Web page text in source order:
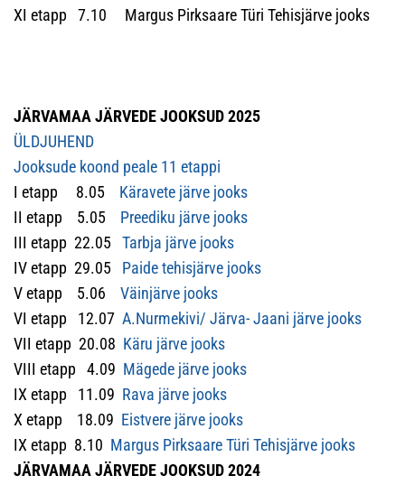
XI etapp 7.10 Margus Pirksaare Türi Tehisjärve jooks
JÄRVAMAA JÄRVEDE JOOKSUD 2025
ÜLDJUHEND
Jooksude koond peale 11 etappi
I etapp 8.05
Käravete järve jooks
II etapp 5.05 Preediku järve jooks
III etapp 22.05 Tarbja järve jooks
IV etapp 29.05 Paide tehisjärve jooks
V etapp 5.06 Väinjärve jooks
VI etapp 12.07 A.Nurmekivi/ Järva- Jaani järve jooks
VII etapp 20.08 Käru järve jooks
VIII etapp 4.09 Mägede järve jooks
IX etapp 11.09 Rava järve jooks
X etapp 18.09 Eistvere järve jooks
IX etapp 8.10 Margus Pirksaare Türi Tehisjärve jooks
JÄRVAMAA JÄRVEDE JOOKSUD 2024